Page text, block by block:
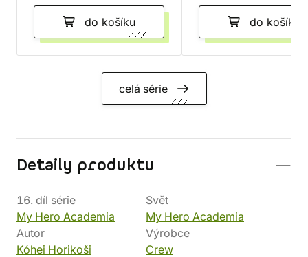
do košíku do košíku
celá série
Detaily produktu
16. díl série
My Hero Academia
Svět
My Hero Academia
Autor
Kóhei Horikoši
Výrobce
Crew